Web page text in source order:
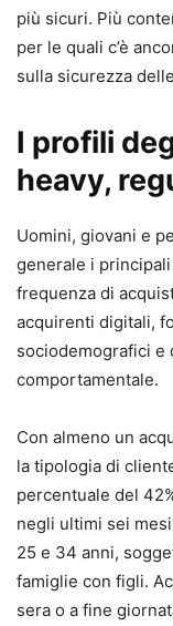
più sicuri. Più
per le quali c’è
sulla sicurezza
I profili
heavy,
Uomini, giovani e
generale i principali
frequenza di
acquirenti digitali,
sociodemografici e
comportamentale.
Con almeno un
la tipologia di
percentuale del
negli ultimi sei
25 e 34 anni,
famiglie con figli.
sera o a fine